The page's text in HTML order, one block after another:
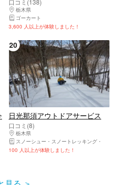
高原・鬼怒川温泉
栃木県
ゴーカート
3,600 人以上が体験しました！
高原・鬼怒川温泉
20
日光那須アウトドアサービス
口コミ(8)
栃木県
スノーシュー・スノートレッキング
100 人以上が体験しました！